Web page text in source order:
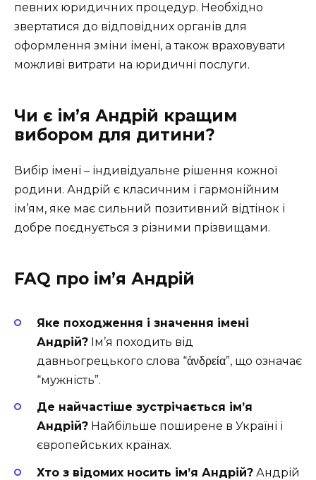
певних юридичних процедур. Необхідно
звертатися до відповідних органів для
оформлення зміни імені, а також враховувати
можливі витрати на юридичні послуги.
Чи є ім’я Андрій кращим
вибором для дитини?
Вибір імені – індивідуальне рішення кожної
родини. Андрій є класичним і гармонійним
ім’ям, яке має сильний позитивний відтінок і
добре поєднується з різними прізвищами.
FAQ про ім’я Андрій
Яке походження і значення імені
Андрій? Ім’я походить від
давньогрецького слова “ἀνδρεία”, що означає
“мужність”.
Де найчастіше зустрічається ім’я
Андрій? Найбільше поширене в Україні і
європейських країнах.
Хто з відомих носить ім’я Андрій? Андрій